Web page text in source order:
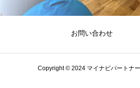
お問い合わせ
Copyright © 2024 マイナビパートナ